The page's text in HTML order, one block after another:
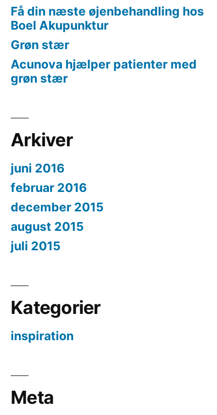
Få din næste øjenbehandling hos
Boel Akupunktur
Grøn stær
Acunova hjælper patienter med
grøn stær
Arkiver
juni 2016
februar 2016
december 2015
august 2015
juli 2015
Kategorier
inspiration
Meta